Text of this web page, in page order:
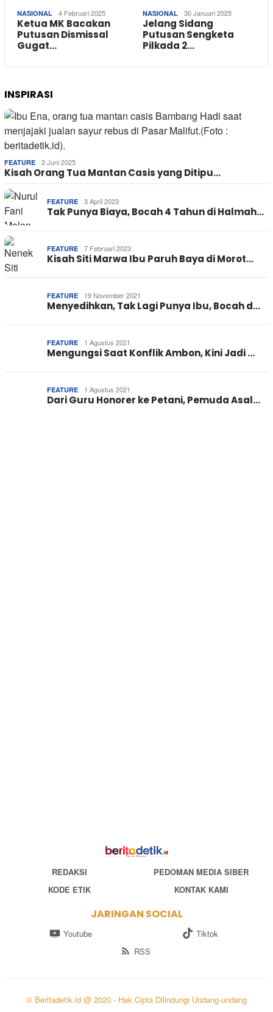
NASIONAL 4 Februari 2025
Ketua MK Bacakan
Putusan Dismissal
Gugat…
NASIONAL 30 Januari 2025
Jelang Sidang
Putusan Sengketa
Pilkada 2…
INSPIRASI
FEATURE 2 Juni 2025
Kisah Orang Tua Mantan Casis yang Ditipu…
FEATURE 3 April 2023
Tak Punya Biaya, Bocah 4 Tahun di Halmah…
FEATURE 7 Februari 2023
Kisah Siti Marwa Ibu Paruh Baya di Morot…
FEATURE 19 November 2021
Menyedihkan, Tak Lagi Punya Ibu, Bocah d…
FEATURE 1 Agustus 2021
Mengungsi Saat Konflik Ambon, Kini Jadi …
FEATURE 1 Agustus 2021
Dari Guru Honorer ke Petani, Pemuda Asal…
REDAKSI
PEDOMAN MEDIA SIBER
KODE ETIK
KONTAK KAMI
JARINGAN SOCIAL
Youtube
Tiktok
RSS
© Beritadetik.id @ 2020 - Hak Cipta Dilindungi Undang-undang